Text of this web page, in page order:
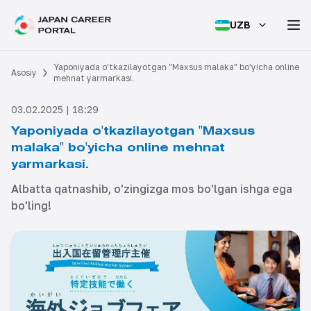
UZB
Asosiy
Yaponiyada o'tkazilayotgan "Maxsus malaka" bo'yicha online
mehnat yarmarkasi.
03.02.2025 | 18:29
Yaponiyada o'tkazilayotgan "Maxsus
malaka" bo'yicha online mehnat
yarmarkasi.
Albatta qatnashib, o'zingizga mos bo'lgan ishga ega
bo'ling!